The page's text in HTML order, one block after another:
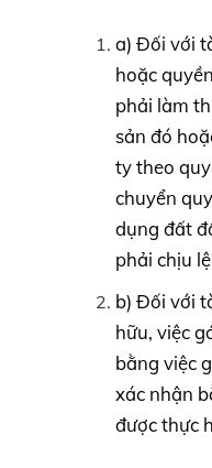
a) Đối với
hoặc
phải làm
sản đó
ty theo
chuyển
dụng đất
phải chịu
b) Đối với
hữu, việc
bằng việc
xác nhận
được thực